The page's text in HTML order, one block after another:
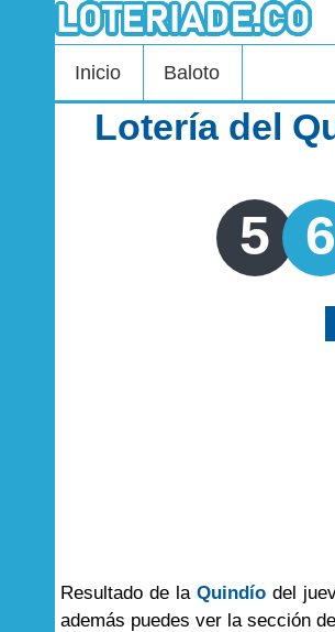
Inicio Baloto
Lotería del
5 6
Resultado de laQuindío del
además puedes ver la sección